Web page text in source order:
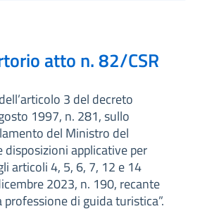
atto n. 82/CSR
3 del decreto
1997, n. 281, sullo
del Ministro del
applicative per
articoli 4, 5, 6, 7, 12 e 14
2023, n. 190, recante
professione di guida turistica”.